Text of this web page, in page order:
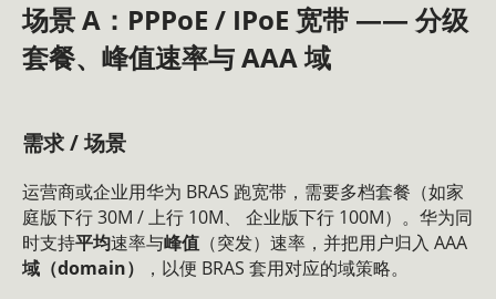
场景 A：PPPoE / IPoE 宽带 —— 分级
套餐、峰值速率与 AAA 域
需求 / 场景
运营商或企业用华为 BRAS 跑宽带，需要多档套餐（如家
庭版下行 30M / 上行 10M、 企业版下行 100M）。华为同
时支持平均速率与峰值 （突发）速率，并把用户归入 AAA
域（domain）
，以便 BRAS 套用对应的域策略。